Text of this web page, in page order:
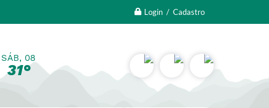
Login / Cadastro
SÁB, 08
31°